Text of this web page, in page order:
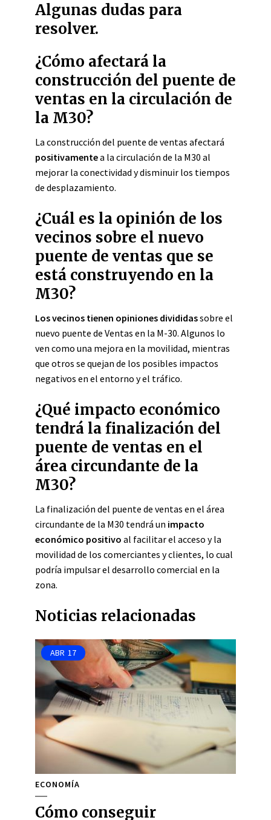
Algunas dudas para
resolver.
¿Cómo afectará la
construcción del puente de
ventas en la circulación de
la M30?
La construcción del puente de ventas afectará
positivamentea la circulación de la M30 al
mejorar la conectividad y disminuir los tiempos
de desplazamiento.
¿Cuál es la opinión de los
vecinos sobre el nuevo
puente de ventas que se
está construyendo en la
M30?
Los vecinos tienen opiniones divididassobre el
nuevo puente de Ventas en la M-30. Algunos lo
ven como una mejora en la movilidad, mientras
que otros se quejan de los posibles impactos
negativos en el entorno y el tráfico.
¿Qué impacto económico
tendrá la finalización del
puente de ventas en el
área circundante de la
M30?
La finalización del puente de ventas en el área
circundante de la M30 tendrá un impacto
económico positivo al facilitar el acceso y la
movilidad de los comerciantes y clientes, lo cual
podría impulsar el desarrollo comercial en la
zona.
Noticias relacionadas
ABR 17
ECONOMÍA
Cómo conseguir